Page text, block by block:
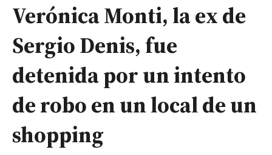
Verónica Monti, la ex de
Sergio Denis, fue
detenida por un intento
de robo en un local de un
shopping